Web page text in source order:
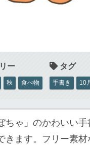
秋 食べ物 手書き 10
ちゃ」のかわいい
きます。フリー素